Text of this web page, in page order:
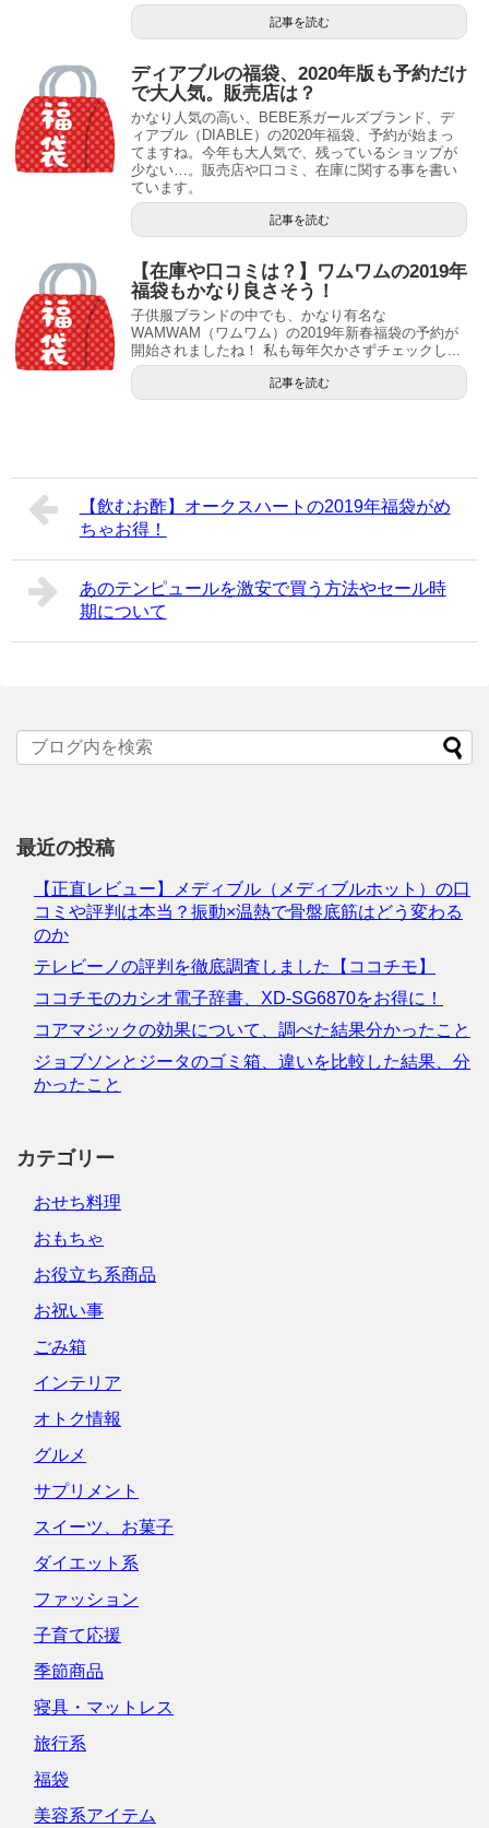
記事を読む
ディアブルの福袋、2020年版も予約だけ
で大人気。販売店は？
かなり人気の高い、BEBE系ガールズブランド、デ
ィアブル（DIABLE）の2020年福袋、予約が始まっ
てますね。今年も大人気で、残っているショップが
少ない…。販売店や口コミ、在庫に関する事を書い
ています。
記事を読む
【在庫や口コミは？】ワムワムの2019年
福袋もかなり良さそう！
子供服ブランドの中でも、かなり有名な
WAMWAM（ワムワム）の2019年新春福袋の予約が
開始されましたね！ 私も毎年欠かさずチェックし...
記事を読む
【飲むお酢】オークスハートの2019年福袋がめ
ちゃお得！
あのテンピュールを激安で買う方法やセール時
期について
最近の投稿
【正直レビュー】メディブル（メディブルホット）の口
コミや評判は本当？振動×温熱で骨盤底筋はどう変わる
のか
テレビーノの評判を徹底調査しました【ココチモ】
ココチモのカシオ電子辞書、XD-SG6870をお得に！
コアマジックの効果について、調べた結果分かったこと
ジョブソンとジータのゴミ箱、違いを比較した結果、分
かったこと
カテゴリー
おせち料理
おもちゃ
お役立ち系商品
お祝い事
ごみ箱
インテリア
オトク情報
グルメ
サプリメント
スイーツ、お菓子
ダイエット系
ファッション
子育て応援
季節商品
寝具・マットレス
旅行系
福袋
美容系アイテム